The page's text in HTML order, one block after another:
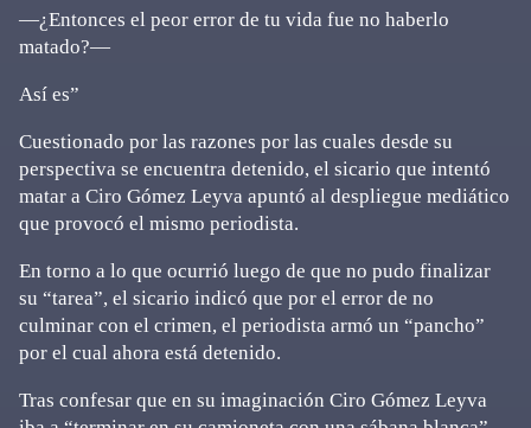
—¿Entonces el peor error de tu vida fue no haberlo
matado?—
Así es”
Cuestionado por las razones por las cuales desde su
perspectiva se encuentra detenido, el sicario que intentó
matar a Ciro Gómez Leyva apuntó al despliegue mediático
que provocó el mismo periodista.
En torno a lo que ocurrió luego de que no pudo finalizar
su “tarea”, el sicario indicó que por el error de no
culminar con el crimen, el periodista armó un “pancho”
por el cual ahora está detenido.
Tras confesar que en su imaginación Ciro Gómez Leyva